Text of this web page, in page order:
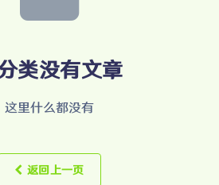
类没有文章
这里什么都没有
返回上一页